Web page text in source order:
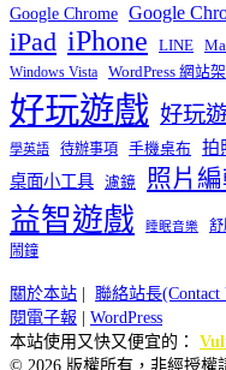
Google Chrome Google
iPad iPhone LINE
Windows Vista WordPress 網站
好玩遊戲 好玩
學英語 待辦事項 手機桌布 拍
桌面小工具 濾鏡 照片
益智遊戲 睡眠音樂
鬧鐘
關於本站 | 聯絡站長(Contact
閱電子報 | WordPress
本站使用又快又便宜的：
© 2026 版權所有，非經授權